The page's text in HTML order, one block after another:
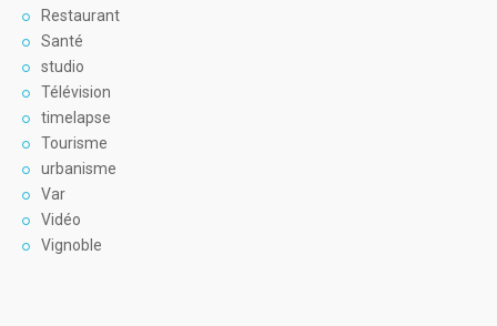
Restaurant
Santé
studio
Télévision
timelapse
Tourisme
urbanisme
Var
Vidéo
Vignoble